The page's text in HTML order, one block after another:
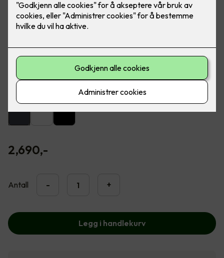
Lekker utebelysning fra SG Armaturen. Ferdig
montert, utskifting av lampe.
innendørs montering på vegg.
2,690,-
Antall - +
Legg i handlekurv